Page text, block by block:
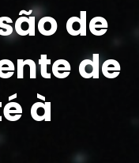
de
de
à